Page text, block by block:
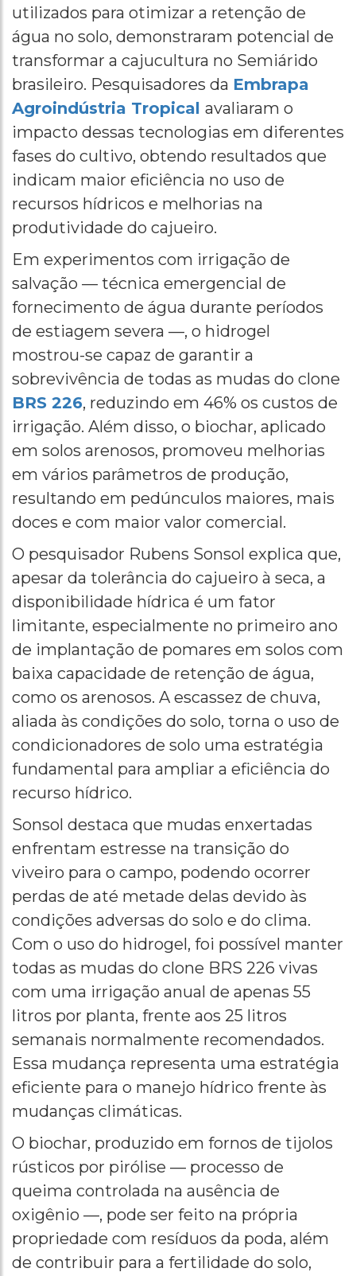
utilizados para otimizar a retenção de
água no solo, demonstraram potencial de
transformar a cajucultura no Semiárido
brasileiro. Pesquisadores da Embrapa
Agroindústria Tropical avaliaram o
impacto dessas tecnologias em diferentes
fases do cultivo, obtendo resultados que
indicam maior eficiência no uso de
recursos hídricos e melhorias na
produtividade do cajueiro.
Em experimentos com irrigação de
salvação — técnica emergencial de
fornecimento de água durante períodos
de estiagem severa —, o hidrogel
mostrou-se capaz de garantir a
sobrevivência de todas as mudas do clone
BRS 226, reduzindo em 46% os custos de
irrigação. Além disso, o biochar, aplicado
em solos arenosos, promoveu melhorias
em vários parâmetros de produção,
resultando em pedúnculos maiores, mais
doces e com maior valor comercial.
O pesquisador Rubens Sonsol explica que,
apesar da tolerância do cajueiro à seca, a
disponibilidade hídrica é um fator
limitante, especialmente no primeiro ano
de implantação de pomares em solos com
baixa capacidade de retenção de água,
como os arenosos. A escassez de chuva,
aliada às condições do solo, torna o uso de
condicionadores de solo uma estratégia
fundamental para ampliar a eficiência do
recurso hídrico.
Sonsol destaca que mudas enxertadas
enfrentam estresse na transição do
viveiro para o campo, podendo ocorrer
perdas de até metade delas devido às
condições adversas do solo e do clima.
Com o uso do hidrogel, foi possível manter
todas as mudas do clone BRS 226 vivas
com uma irrigação anual de apenas 55
litros por planta, frente aos 25 litros
semanais normalmente recomendados.
Essa mudança representa uma estratégia
eficiente para o manejo hídrico frente às
mudanças climáticas.
O biochar, produzido em fornos de tijolos
rústicos por pirólise — processo de
queima controlada na ausência de
oxigênio —, pode ser feito na própria
propriedade com resíduos da poda, além
de contribuir para a fertilidade do solo,